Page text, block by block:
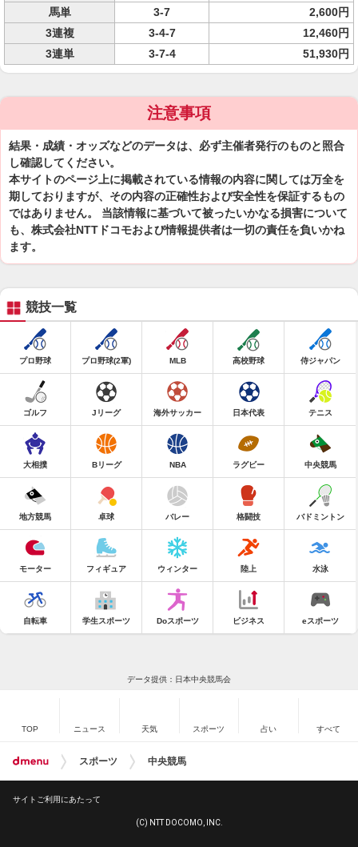
馬単
3-7
2,600円
3連複
3-4-7
12,460円
3連単
3-7-4 51,930円
注意事項
結果・成績・オッズなどのデータは、必ず主催者発行のものと照合
し確認してください。
本サイトのページ上に掲載されている情報の内容に関しては万全を
期しておりますが、その内容の正確性および安全性を保証するもの
ではありません。 当該情報に基づいて被ったいかなる損害について
も、株式会社NTTドコモおよび情報提供者は一切の責任を負いかね
ます。
競技一覧
プロ野球 プロ野球(2軍) MLB 高校野球 侍ジャパン
ゴルフ Jリーグ 海外サッカー 日本代表 テニス
大相撲 Bリーグ NBA ラグビー 中央競馬
地方競馬 卓球 バレー 格闘技 バドミントン
モーター フィギュア ウィンター 陸上 水泳
自転車 学生スポーツ Doスポーツ ビジネス eスポーツ
データ提供：日本中央競馬会
TOP ニュース 天気 スポーツ 占い すべて
スポーツ 中央競馬
サイトご利用にあたって
(C) NTT DOCOMO, INC.